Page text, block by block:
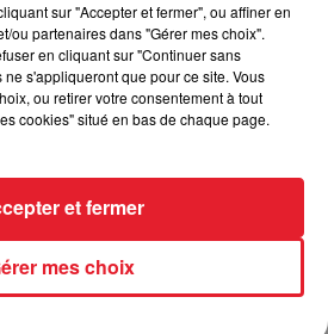
du-Rhône : les ossements
militaires disparus...
prix des carburants explosent :
sur "Accepter et fermer", ou affiner en
ou partenaires dans "Gérer mes choix".
en cliquant sur "Continuer sans
ne s'appliqueront que pour ce site. Vous
ou retirer votre consentement à tout
cookies" situé en bas de chaque page.
mes choix
et fermer